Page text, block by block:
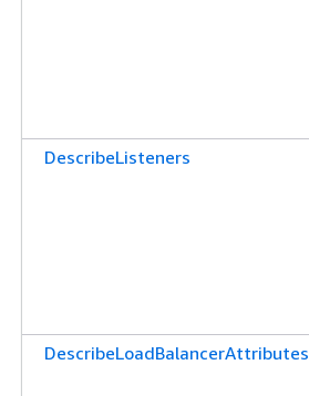
DescribeListeners
DescribeLoadBalancerAttributes